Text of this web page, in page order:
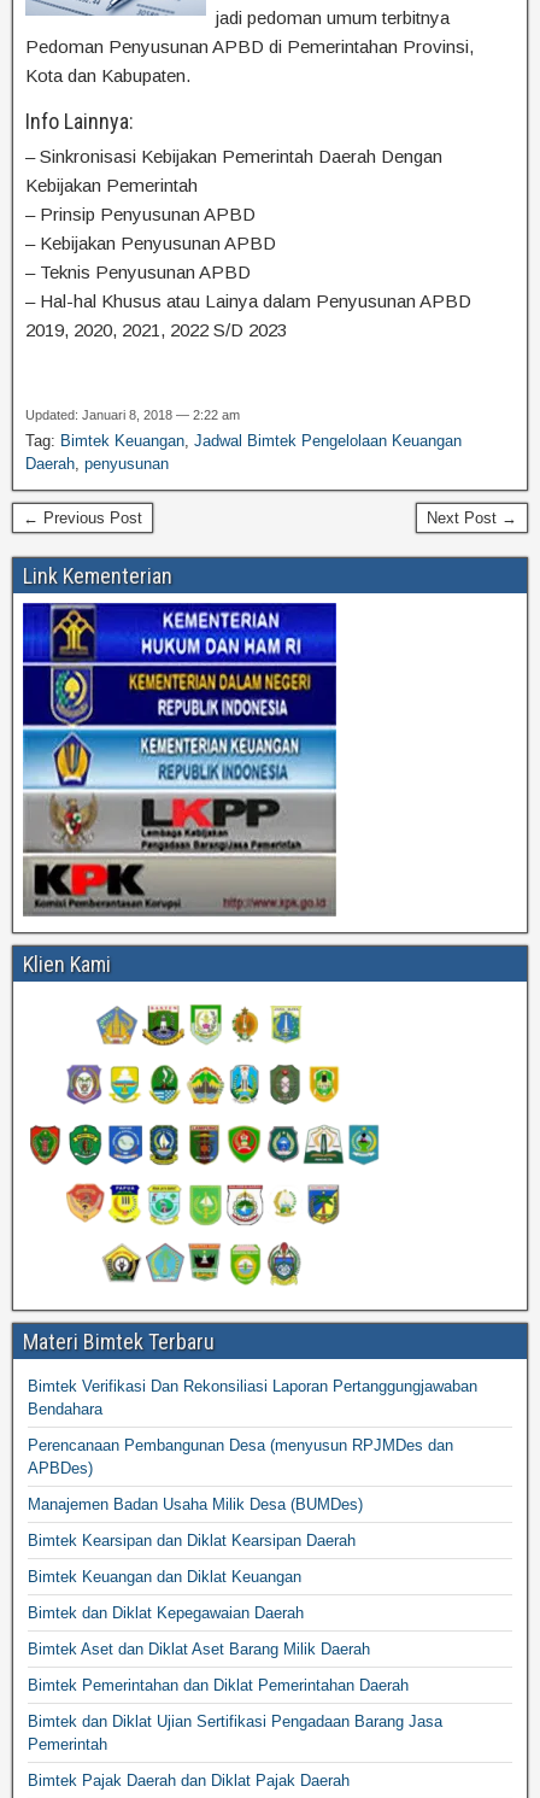
jadi pedoman umum terbitnya
Pedoman Penyusunan APBD di Pemerintahan Provinsi,
Kota dan Kabupaten.
Info Lainnya:
– Sinkronisasi Kebijakan Pemerintah Daerah Dengan
Kebijakan Pemerintah
– Prinsip Penyusunan APBD
– Kebijakan Penyusunan APBD
– Teknis Penyusunan APBD
– Hal-hal Khusus atau Lainya dalam Penyusunan APBD
2019, 2020, 2021, 2022 S/D 2023
Updated: Januari 8, 2018 — 2:22 am
Tag: Bimtek Keuangan, Jadwal Bimtek Pengelolaan Keuangan
Daerah, penyusunan
← Previous Post Next Post →
Link Kementerian
Klien Kami
Materi Bimtek Terbaru
Bimtek Verifikasi Dan Rekonsiliasi Laporan Pertanggungjawaban
Bendahara
Perencanaan Pembangunan Desa (menyusun RPJMDes dan
APBDes)
Manajemen Badan Usaha Milik Desa (BUMDes)
Bimtek Kearsipan dan Diklat Kearsipan Daerah
Bimtek Keuangan dan Diklat Keuangan
Bimtek dan Diklat Kepegawaian Daerah
Bimtek Aset dan Diklat Aset Barang Milik Daerah
Bimtek Pemerintahan dan Diklat Pemerintahan Daerah
Bimtek dan Diklat Ujian Sertifikasi Pengadaan Barang Jasa
Pemerintah
Bimtek Pajak Daerah dan Diklat Pajak Daerah